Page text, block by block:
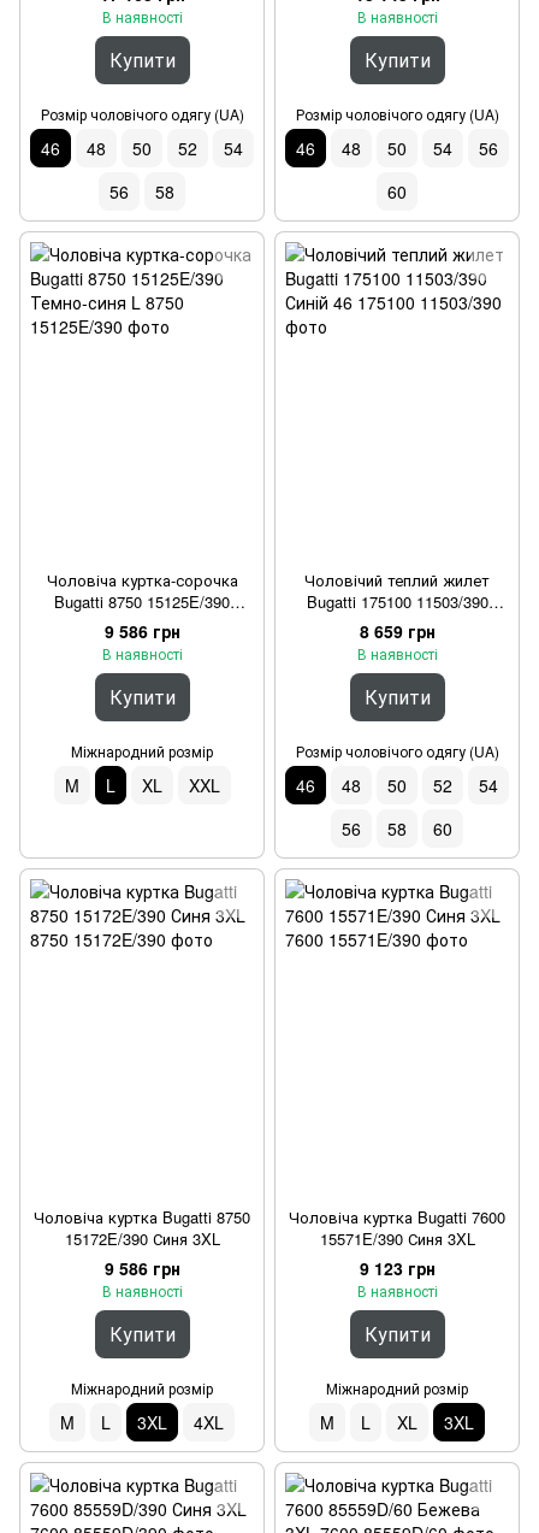
В наявності
Купити
Розмір чоловічого одягу (UA)
46 48 50 52
54
56
58
В наявності
Купити
Розмір чоловічого одягу (UA)
46 48 50 54
56
60
Чоловіча куртка-сорочка
Bugatti 8750 15125E/390
Темно-синя L
9 586 грн
В наявності
Купити
Міжнародний розмір
M L XL XXL
Чоловічий теплий жилет
Bugatti 175100 11503/390
Синій 46
8 659 грн
В наявності
Купити
Розмір чоловічого одягу (UA)
46 48 50 52
54
56
58 60
Чоловіча куртка Bugatti 8750
15172E/390 Синя 3XL
9 586 грн
В наявності
Купити
Міжнародний розмір
M L 3XL 4XL
Чоловіча куртка Bugatti 7600
15571E/390 Синя 3XL
9 123 грн
В наявності
Купити
Міжнародний розмір
M L XL 3XL